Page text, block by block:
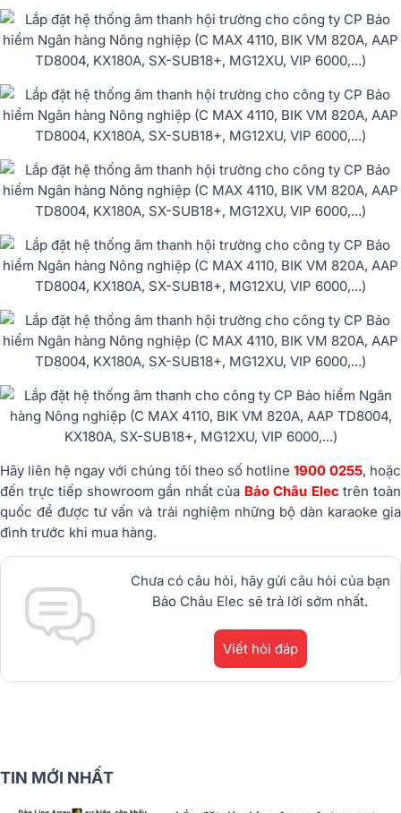
Hãy liên hệ ngay với chúng tôi theo số hotline 1900 0255, hoặc
đến trực tiếp showroom gần nhất của Bảo Châu Elec trên toàn
quốc để được tư vấn và trải nghiệm những bộ dàn karaoke gia
đình trước khi mua hàng.
Chưa có câu hỏi, hãy gửi câu hỏi của bạn
Bảo Châu Elec sẽ trả lời sớm nhất.
Viết hỏi đáp
TIN MỚI NHẤT